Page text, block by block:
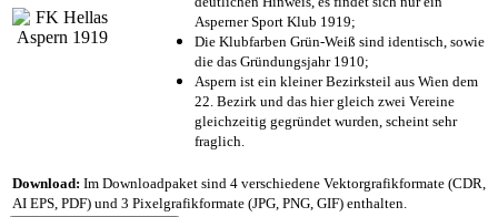
Asperner Sport Klub 1919;
Die Klubfarben Grün-Weiß sind identisch, sowie
die das Gründungsjahr 1910;
Aspern ist ein kleiner Bezirksteil aus Wien dem
22. Bezirk und das hier gleich zwei Vereine
gleichzeitig gegründet wurden, scheint sehr
fraglich.
Download: Im Downloadpaket sind 4 verschiedene Vektorgrafikformate (CDR,
AI EPS, PDF) und 3 Pixelgrafikformate (JPG, PNG, GIF) enthalten.